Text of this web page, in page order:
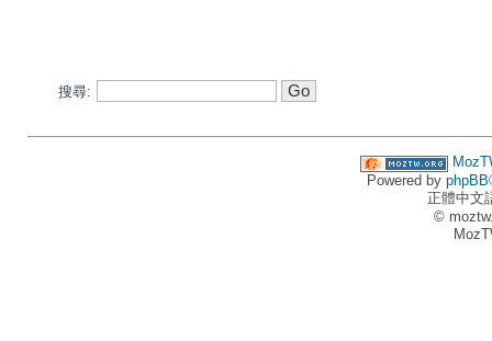
搜尋:
Powered by phpBB
正體中文
©